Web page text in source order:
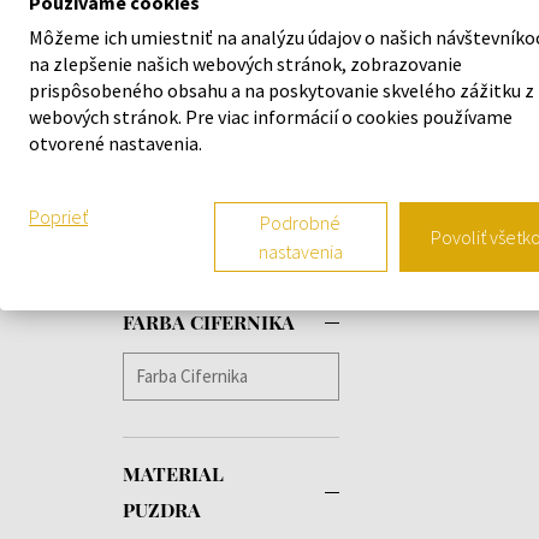
Jordan
Joy(+1)
Justin(+1)
Kane
(+7)
Kent
(+5)
Legend(+3)
Leonard(+1)
Leondale(+1)
Lexi(+1)
Liberty(+1)
Lidia(+2)
Logan
FARBA CIFERNIKA
MATERIAL
PUZDRA
Môžeme ich umiestniť na analýzu údajov o našich
na zlepšenie našich webových stránok, zobrazovanie
prispôsobeného obsahu a na poskytovanie skvelého zážitku z
webových stránok. Pre viac informácií o cookies používame
otvorené nastavenia.
Poprieť
Podrobné
nastavenia
Povoliť všetko